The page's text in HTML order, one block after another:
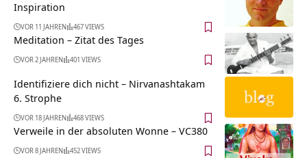
Inspiration
VOR 11 JAHREN 467 VIEWS
Meditation – Zitat des Tages
VOR 2 JAHREN 401 VIEWS
Identifiziere dich nicht – Nirvanashtakam
6. Strophe
VOR 18 JAHREN 468 VIEWS
Verweile in der absoluten Wonne – VC380
VOR 8 JAHREN 452 VIEWS